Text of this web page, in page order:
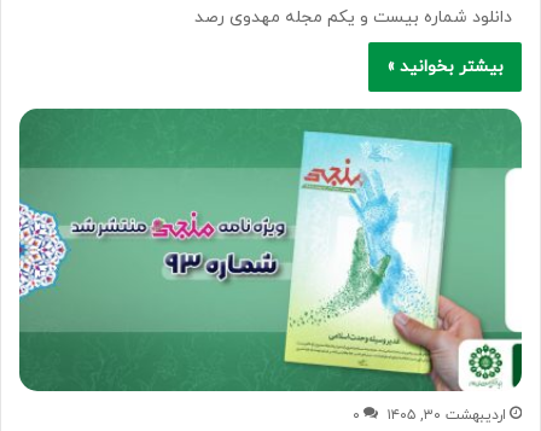
دانلود شماره بیست و یکم مجله مهدوی رصد
بیشتر بخوانید »
اردیبهشت ۳۰, ۱۴۰۵ ۰